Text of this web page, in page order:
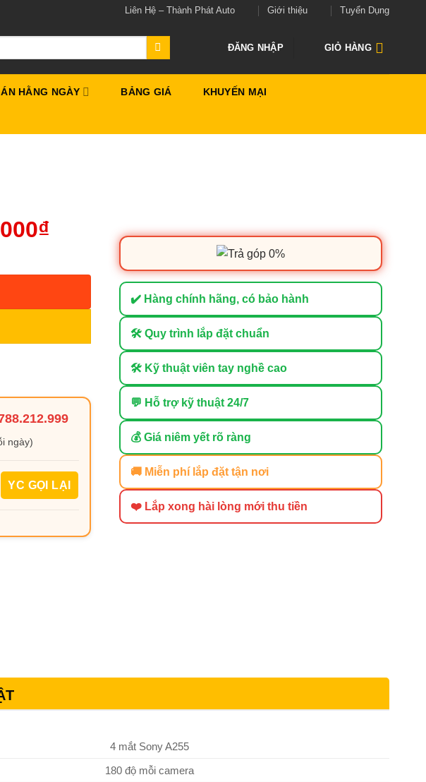
Liên Hệ – Thành Phát Auto Giới thiệu Tuyển Dụng
ĐĂNG NHẬP GIỎ HÀNG
HẰNG NGÀY BẢNG GIÁ KHUYẾN MẠI
₫
ngày)
✔️ Hàng chính hãng, có bảo hành
🛠 Quy trình lắp đặt chuẩn
🛠 Kỹ thuật viên tay nghề cao
💬 Hỗ trợ kỹ thuật 24/7
💰 Giá niêm yết rõ ràng
🚚 Miễn phí lắp đặt tận nơi
❤️ Lắp xong hài lòng mới thu tiền
4 mắt Sony A255
180 độ mỗi camera